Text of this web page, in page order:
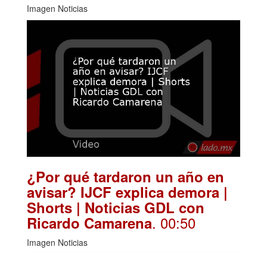
Imagen Noticias
¿Por qué tardaron un año en
avisar? IJCF explica demora |
Shorts | Noticias GDL con
Ricardo Camarena. 00:50
Imagen Noticias